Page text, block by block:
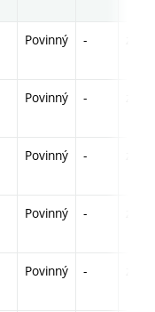
Povinný -
Povinný -
Povinný -
Povinný -
Povinný -